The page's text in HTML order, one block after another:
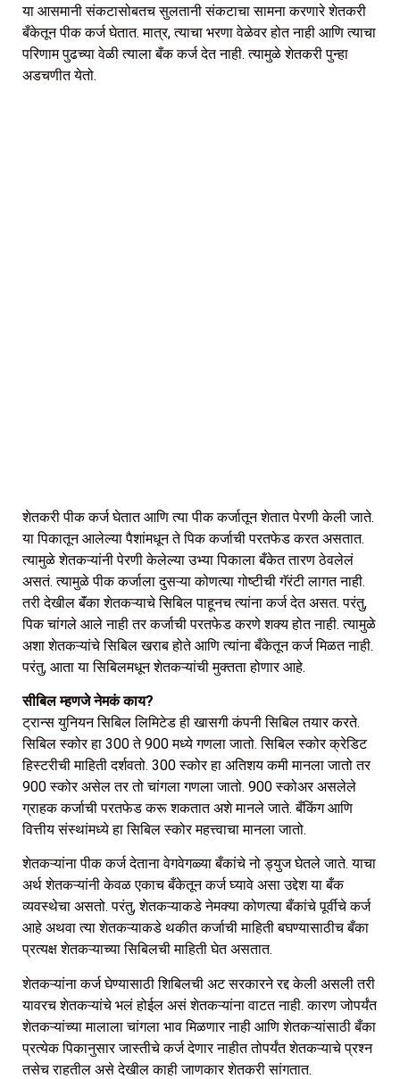
या आसमानी संकटासोबतच सुलतानी संकटाचा सामना करणारे शेतकरी
बँकेतून पीक कर्ज घेतात. मात्र, त्याचा भरणा वेळेवर होत नाही आणि त्याचा
परिणाम पुढच्या वेळी त्याला बँक कर्ज देत नाही. त्यामुळे शेतकरी पुन्हा
अडचणीत येतो.
शेतकरी पीक कर्ज घेतात आणि त्या पीक कर्जातून शेतात पेरणी केली जाते.
या पिकातून आलेल्या पैशांमधून ते पिक कर्जाची परतफेड करत असतात.
त्यामुळे शेतकऱ्यांनी पेरणी केलेल्या उभ्या पिकाला बँकेत तारण ठेवलेलं
असतं. त्यामुळे पीक कर्जाला दुसऱ्या कोणत्या गोष्टीची गॅरंटी लागत नाही.
तरी देखील बॅंका शेतकऱ्याचे सिबिल पाहूनच त्यांना कर्ज देत असत. परंतु,
पिक चांगले आले नाही तर कर्जाची परतफेड करणे शक्य होत नाही. त्यामुळे
अशा शेतकऱ्यांचे सिबिल खराब होते आणि त्यांना बँकेतून कर्ज मिळत नाही.
परंतु, आता या सिबिलमधून शेतकऱ्यांची मुक्तता होणार आहे.
सीबिल म्हणजे नेमकं काय?
ट्रान्स युनियन सिबिल लिमिटेड ही खासगी कंपनी सिबिल तयार करते.
सिबिल स्कोर हा 300 ते 900 मध्ये गणला जातो. सिबिल स्कोर क्रेडिट
हिस्टरीची माहिती दर्शवतो. 300 स्कोर हा अतिशय कमी मानला जातो तर
900 स्कोर असेल तर तो चांगला गणला जातो. 900 स्कोअर असलेले
ग्राहक कर्जाची परतफेड करू शकतात अशे मानले जाते. बँकिंग आणि
वित्तीय संस्थांमध्ये हा सिबिल स्कोर महत्त्वाचा मानला जातो.
शेतकऱ्यांना पीक कर्ज देताना वेगवेगळ्या बँकांचे नो ड्युज घेतले जाते. याचा
अर्थ शेतकऱ्यांनी केवळ एकाच बँकेतून कर्ज घ्यावे असा उद्देश या बँक
व्यवस्थेचा असतो. परंतु, शेतकऱ्याकडे नेमक्या कोणत्या बँकांचे पूर्वीचे कर्ज
आहे अथवा त्या शेतकऱ्याकडे थकीत कर्जाची माहिती बघण्यासाठीच बँका
प्रत्यक्ष शेतकऱ्याच्या सिबिलची माहिती घेत असतात.
शेतकऱ्यांना कर्ज घेण्यासाठी शिबिलची अट सरकारने रद्द केली असली तरी
यावरच शेतकऱ्यांचे भलं होईल असं शेतकऱ्यांना वाटत नाही. कारण जोपर्यंत
शेतकऱ्यांच्या मालाला चांगला भाव मिळणार नाही आणि शेतकऱ्यांसाठी बँका
प्रत्येक पिकानुसार जास्तीचे कर्ज देणार नाहीत तोपर्यंत शेतकऱ्याचे प्रश्न
तसेच राहतील असे देखील काही जाणकार शेतकरी सांगतात.